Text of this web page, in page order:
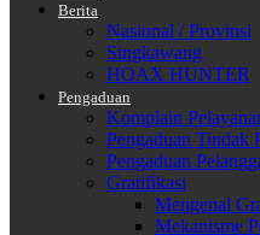
Berita
Nasional / Provinsi
Singkawang
HOAX HUNTER
Pengaduan
Komplain
Pengaduan Tindak
Pengaduan
Gratifikasi
Mengenal
Mekanisme